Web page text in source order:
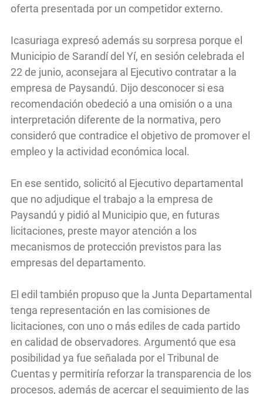
oferta presentada por un competidor externo.
Icasuriaga expresó además su sorpresa porque el
Municipio de Sarandí del Yí, en sesión celebrada el
22 de junio, aconsejara al Ejecutivo contratar a la
empresa de Paysandú. Dijo desconocer si esa
recomendación obedeció a una omisión o a una
interpretación diferente de la normativa, pero
consideró que contradice el objetivo de promover el
empleo y la actividad económica local.
En ese sentido, solicitó al Ejecutivo departamental
que no adjudique el trabajo a la empresa de
Paysandú y pidió al Municipio que, en futuras
licitaciones, preste mayor atención a los
mecanismos de protección previstos para las
empresas del departamento.
El edil también propuso que la Junta Departamental
tenga representación en las comisiones de
licitaciones, con uno o más ediles de cada partido
en calidad de observadores. Argumentó que esa
posibilidad ya fue señalada por el Tribunal de
Cuentas y permitiría reforzar la transparencia de los
procesos, además de acercar el seguimiento de las